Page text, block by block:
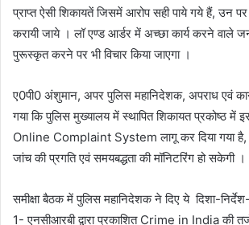
प्राप्त ऐसी शिकायतें जिसमें आरोप सही पाये गये हैं, उन पर
करायी जाये । लॉ एण्ड आर्डर में अच्छा कार्य करने वाले
पुरूस्कृत करने पर भी विचार किया जाएगा ।
ए0पी0 अंशुमान, अपर पुलिस महानिदेशक, अपराध एवं कानून
गया कि पुलिस मुख्यालय में स्थापित शिकायत प्रकोष्ठ में
Online Complaint System लागू कर दिया गया है,
जांच की प्रगति एवं समयबद्धता की मॉनिटरिंग हो सकेगी ।
समीक्षा बैठक में पुलिस महानिदेशक ने दिए ये दिशा-निर्देश-
1- एनसीआरबी द्वारा प्रकाशित Crime in India की